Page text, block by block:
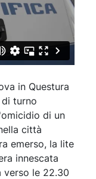
in Questura
di turno
di un
città
emerso, la lite
innescata
verso le 22.30